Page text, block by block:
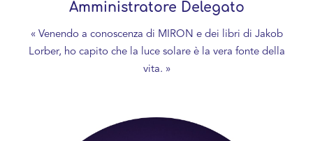
Amministratore Delegato
« Venendo a conoscenza di MIRON e dei libri di Jakob
Lorber, ho capito che la luce solare è la vera fonte della
vita. »